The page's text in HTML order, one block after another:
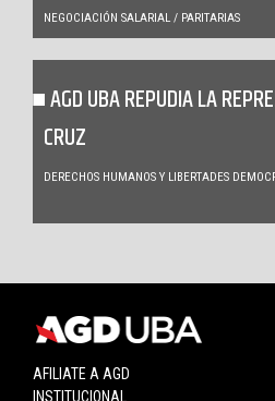
NEGOCIACIÓN SALARIAL / PARITARIAS
AGD UBA REPUDIA LA
CRUZ
DERECHOS HUMANOS Y LIBERTADES
AFILIATE A AGD
INSTITUCIONAL